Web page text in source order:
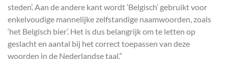
steden’. Aan de andere kant wordt ‘Belgisch’ gebruikt voor
enkelvoudige mannelijke zelfstandige naamwoorden, zoals
‘het Belgisch bier’. Het is dus belangrijk om te letten op
geslacht en aantal bij het correct toepassen van deze
woorden in de Nederlandse taal.”